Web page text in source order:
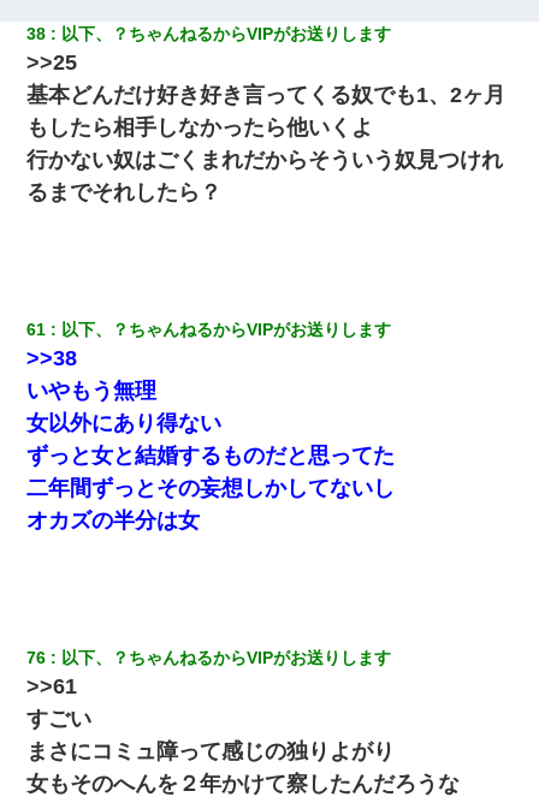
38 以下、？ちゃんねるからVIPがお送りします
>>25
基本どんだけ好き好き言ってくる奴でも1、2ヶ月
もしたら相手しなかったら他いくよ
行かない奴はごくまれだからそういう奴見つけれ
るまでそれしたら？
61 以下、？ちゃんねるからVIPがお送りします
>>38
いやもう無理
女以外にあり得ない
ずっと女と結婚するものだと思ってた
二年間ずっとその妄想しかしてないし
オカズの半分は女
76 以下、？ちゃんねるからVIPがお送りします
>>61
すごい
まさにコミュ障って感じの独りよがり
女もそのへんを２年かけて察したんだろうな